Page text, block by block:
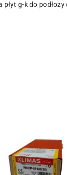
g-k do